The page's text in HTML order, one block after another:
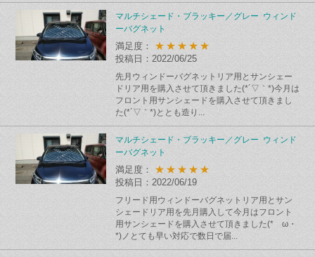
マルチシェード・ブラッキー／グレー ウィンド
ーバグネット
満足度： ★★★★★
投稿日：2022/06/25
先月ウィンドーバグネットリア用とサンシェー
ドリア用を購入させて頂きました(*´▽｀*)今月は
フロント用サンシェードを購入させて頂きまし
た(*´▽｀*)ととも造り...
マルチシェード・ブラッキー／グレー ウィンド
ーバグネット
満足度： ★★★★★
投稿日：2022/06/19
フリード用ウィンドーバグネットリア用とサン
シェードリア用を先月購入して今月はフロント
用サンシェードを購入させて頂きました(*ゝω・
*)ノとても早い対応で数日で届...